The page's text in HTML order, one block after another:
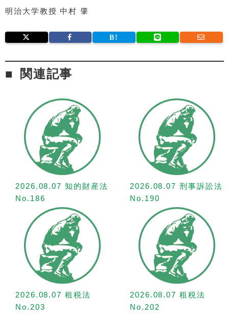
明治大学教授 中村 肇
関連記事
2026.08.07 知的財産法
No.186
2026.08.07 刑事訴訟法
No.190
2026.08.07 租税法
No.203
2026.08.07 租税法
No.202